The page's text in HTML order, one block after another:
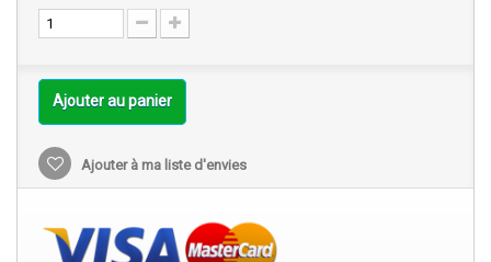
Ajouter au panier
Ajouter à ma liste d'envies